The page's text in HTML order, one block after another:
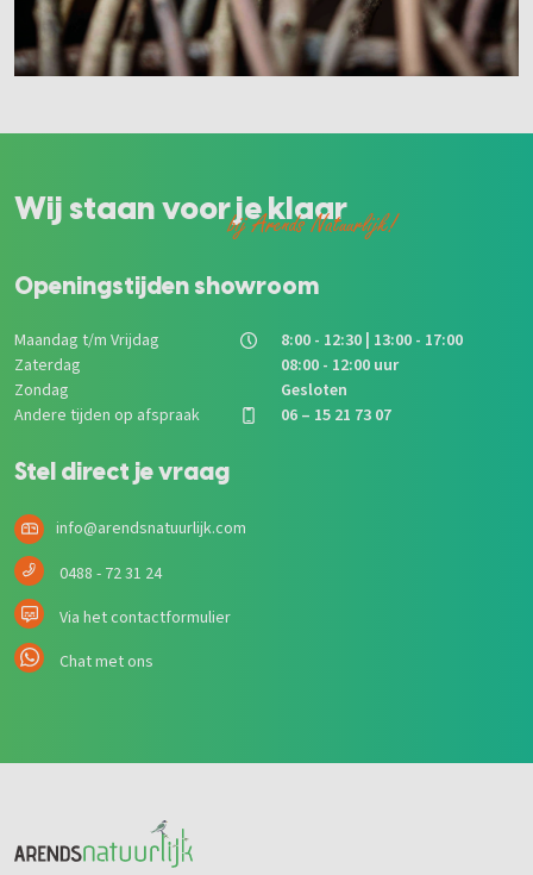
Wij staan voor je klaar
bij Arends Natuurlijk!
Openingstijden showroom
Maandag t/m Vrijdag
8:00 - 12:30 | 13:00 - 17:00
Zaterdag
08:00 - 12:00 uur
Zondag
Gesloten
Andere tijden op afspraak
06 – 15 21 73 07
Stel direct je vraag
info@arendsnatuurlijk.com
0488 - 72 31 24
Via het contactformulier
Chat met ons